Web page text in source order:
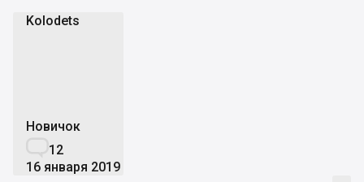
Kolodets
Новичок
12
16 января 2019